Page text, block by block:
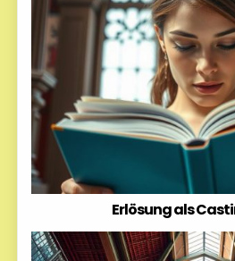
Erlösung als